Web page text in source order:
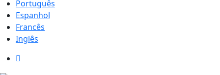
Português
Espanhol
Francês
Inglês